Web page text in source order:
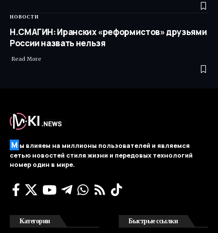
НОВОСТИ
Н.СМАГИН: Иранских «реформистов» друзьями
России назвать нельзя
Read More ​
М ы влияем на миллионы пользователей и являемся
сетью новостей стиля жизни и передовых технологий
номер один в мире.
Категории Быстрые ссылки